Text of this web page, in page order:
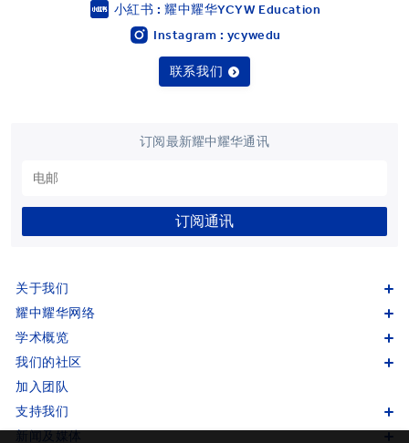
小紅书 : 耀中耀华YCYW Education
Instagram : ycywedu
联系我们
订阅最新耀中耀华通讯
订阅通讯
关于我们
耀中耀华网络
学术概览
我们的社区
加入团队
支持我们
新闻及媒体